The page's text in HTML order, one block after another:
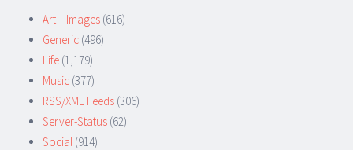
Art – Images (616)
Generic (496)
Life (1,179)
Music (377)
RSS/XML Feeds (306)
Server-Status (62)
Social (914)